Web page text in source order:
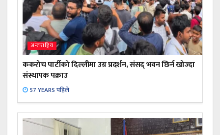
अन्तराष्ट्रिय
ककरोच पार्टीको दिल्लीमा उग्र प्रदर्शन, संसद् भवन छिर्न खोज्दा
संस्थापक पक्राउ
57 YEARS पहिले